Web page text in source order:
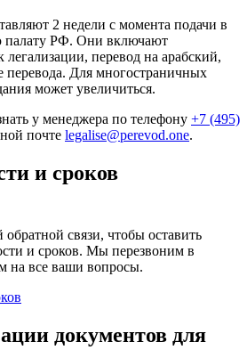
2 недели с момента подачи в
РФ. Они включают
легализации, перевод на арабский,
перевода. Для многостраничных
может увеличиться.
у менеджера по телефону +7 (495)
почте legalise@perevod.one.
и сроков
связи, чтобы оставить
и сроков. Мы перезвоним в
на все ваши вопросы.
документов для